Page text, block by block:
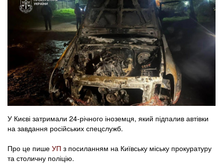
У Києві затримали 24-річного іноземця, який підпалив автівки
на завдання російських спецслужб.
Про це пише УП з посиланням на Київську міську прокуратуру
та столичну поліцію.